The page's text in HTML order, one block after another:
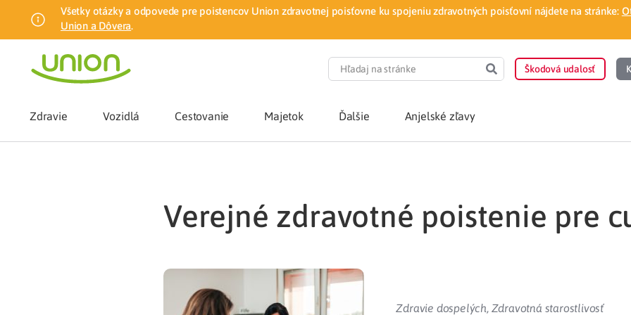
Všetky otázky a odpovede pre poistencov Union zdravotnej poisťovne ku spojeniu zdravotných poisťovní nájdete na stránke:
Union a Dôvera.
Škodová udalosť
Zdravie
Zmena zdravotnej poisťovne
Poistenie novorodenca v pohodlí domova Ošetrenie u
Vozidlá Cestovanie Majetok Ďalšie Anjelské zľavy
verejné zdravotné poistenie pre
Zdravie dospelých, Zdravotná starostlivosť